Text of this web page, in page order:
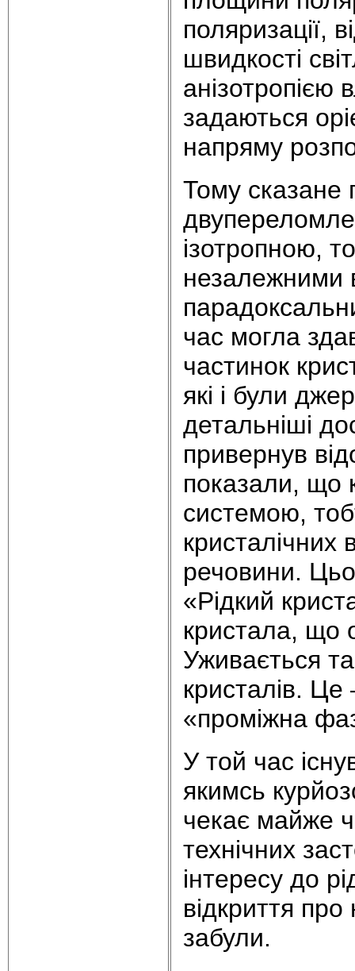
поляризації,
швидкості
анізотропією
задаються
напряму
Тому сказане
ізотропною,
незалежними
час могла
частинок
які і були
детальніші
привернув
показали, що
системою,
речовини.
«Рідкий
кристала, що
Уживається
кристалів.
«проміжна
У той час
якимсь
чекає майже
технічних
інтересу до
відкриття
забули.